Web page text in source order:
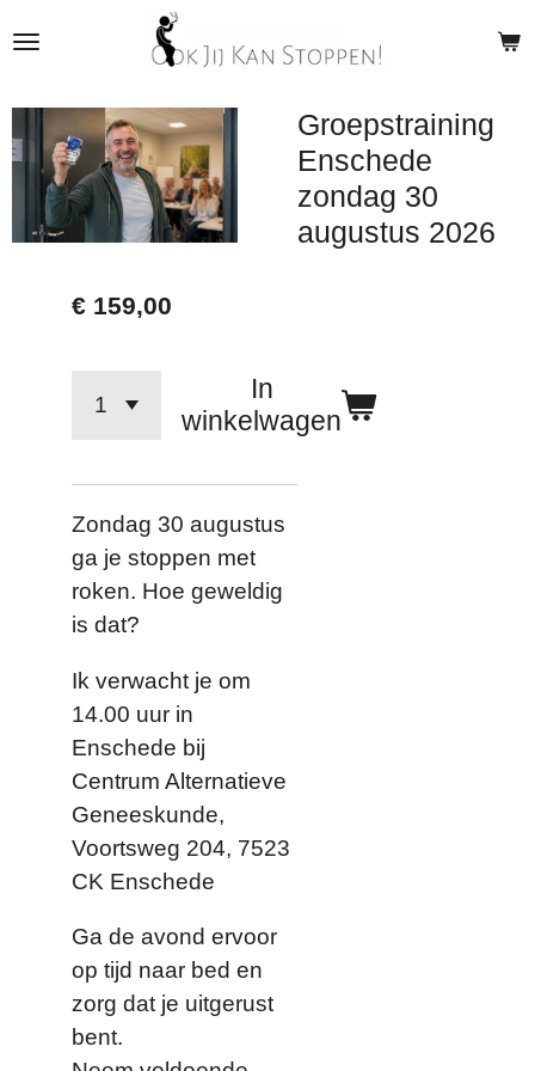
hoofdinhoud
Groepstraining
Enschede
zondag 30
augustus 2026
€ 159,00
In
winkelwagen
Zondag 30 augustus
ga je stoppen met
roken. Hoe geweldig
is dat?
Ik verwacht je om
14.00 uur in
Enschede bij
Centrum Alternatieve
Geneeskunde,
Voortsweg 204, 7523
CK Enschede
Ga de avond ervoor
op tijd naar bed en
zorg dat je uitgerust
bent.